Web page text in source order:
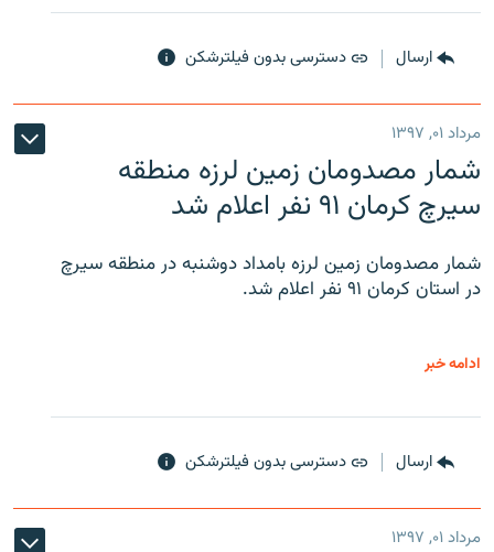
ارسال دسترسی بدون فیلترشکن
مرداد ۰۱, ۱۳۹۷
شمار مصدومان زمین لرزه منطقه
سیرچ کرمان ۹۱ نفر اعلام شد
شمار مصدومان زمین لرزه بامداد دوشنبه در منطقه سیرچ
در استان کرمان ۹۱ نفر اعلام شد.
ادامه خبر
ارسال دسترسی بدون فیلترشکن
مرداد ۰۱, ۱۳۹۷